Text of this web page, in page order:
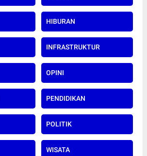
HIBURAN
INFRASTRUKTUR
OPINI
PENDIDIKAN
POLITIK
WISATA